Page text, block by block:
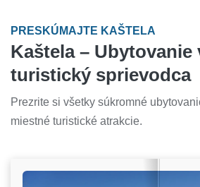
PRESKÚMAJTE KAŠTELA
Kaštela – Ubytovanie
turistický sprievodca
Prezrite si všetky súkromné
miestné turistické atrakcie.